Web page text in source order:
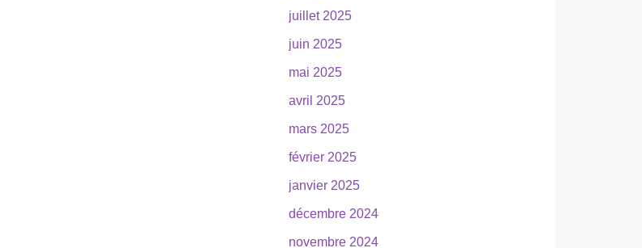
juillet 2025
juin 2025
mai 2025
avril 2025
mars 2025
février 2025
janvier 2025
décembre 2024
novembre 2024